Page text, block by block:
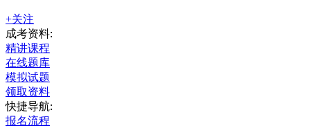
+关注
成考资料:
精讲课程
在线题库
模拟试题
领取资料
快捷导航:
报名流程